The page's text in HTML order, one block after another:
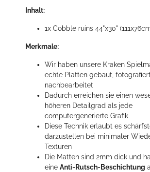
Inhalt:
1x Cobble ruins 44"x30"
Merkmale:
Wir haben unsere Kraken
echte Platten gebaut,
nachbearbeitet
Dadurch erreichen sie einen
höheren Detailgrad als jede
computergenerierte Grafik
Diese Technik erlaubt es
darzustellen bei minimaler
Texturen
Die Matten sind 2mm dick und
eine Anti-Rutsch-Beschichtung